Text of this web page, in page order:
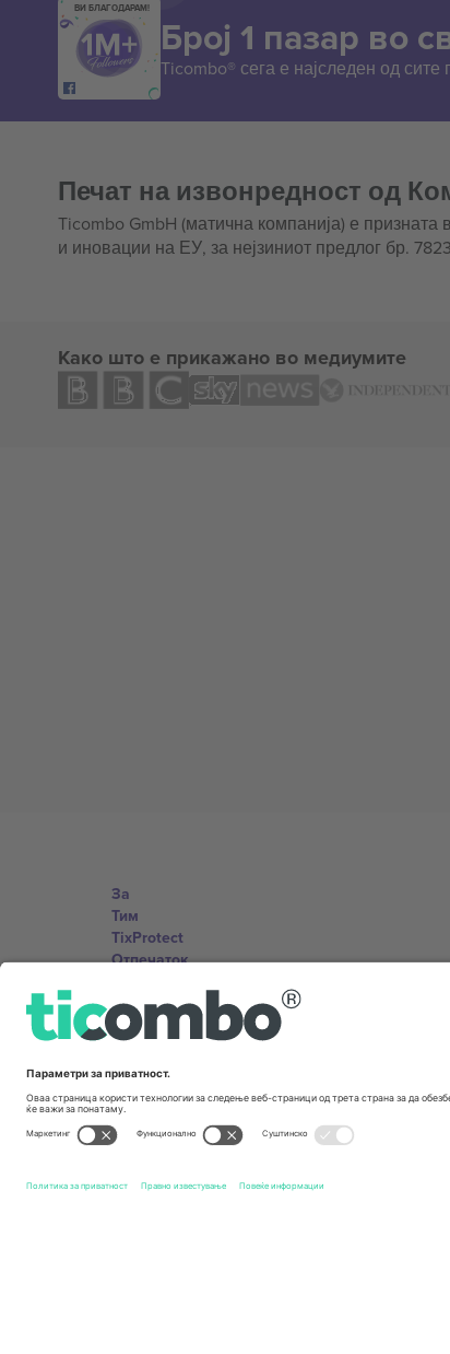
ВИ БЛАГОДАРАМ!
Број 1 пазар во
Ticombo® сега е најследен од
Печат на извонредност од
Ticombo GmbH (матична компанија) е
и иновации на ЕУ, за нејзиниот предлог бр.
Како што е прикажано во медиумите
За
Тим
TixProtect
Отпечаток
Придружна програма